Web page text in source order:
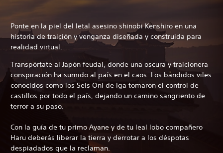
Ponte en la piel del letal asesino shinobi Kenshiro en una
historia de traición y venganza diseñada y construida para
realidad virtual.
Transpórtate al Japón feudal, donde una oscura y traicionera
conspiración ha sumido al país en el caos. Los bandidos viles
conocidos como los Seis Oni de Iga tomaron el control de
castillos por todo el país, dejando un camino sangriento de
terror a su paso.
Con la guía de tu primo Ayane y de tu leal lobo compañero
Haru deberás liberar la tierra y derrotar a los déspotas
despiadados que la reclaman.